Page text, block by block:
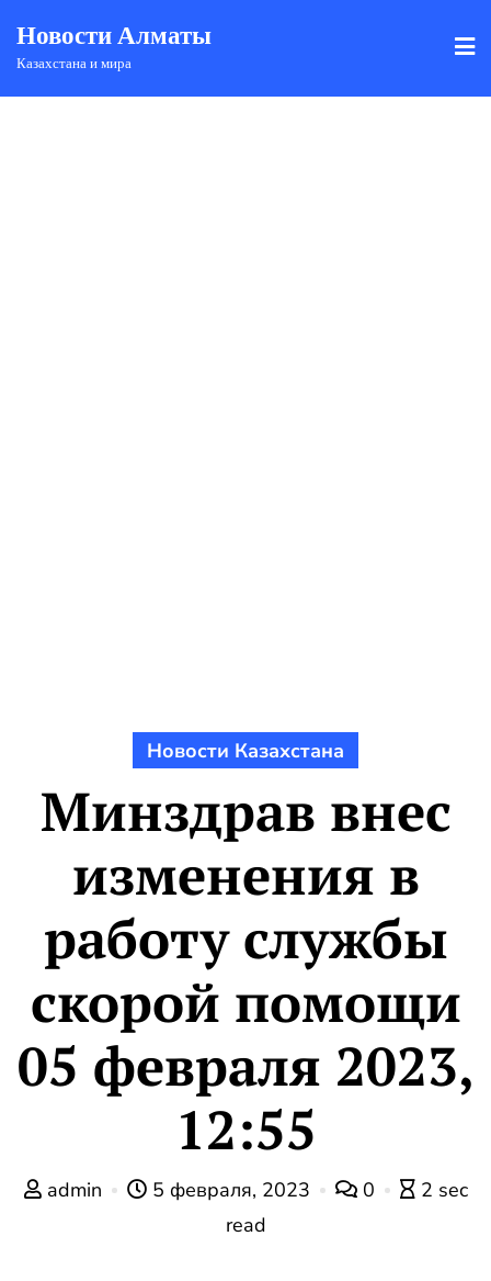
Новости Алматы
Казахстана и мира
Новости Казахстана
Минздрав внес
изменения в
работу службы
скорой помощи
05 февраля 2023,
12:55
admin 5 февраля, 2023 0
2 sec
read